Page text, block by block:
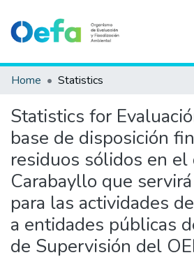
Communities & Collections
Estad. Externas
Guias ▾
Home Statistics
Statistics for
base de disposición
residuos sólidos en
Carabayllo que
para las actividades
a entidades públicas
de Supervisión del